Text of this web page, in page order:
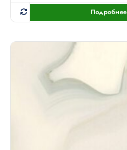
Подробнее